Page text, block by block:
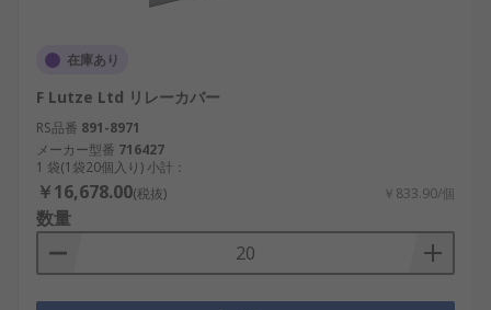
在庫あり
F Lutze Ltd リレーカバー
RS品番 891-8971
メーカー型番 716427
1 袋(1袋20個入り) 小計：
￥16,678.00(税抜) ￥833.90/個
数量